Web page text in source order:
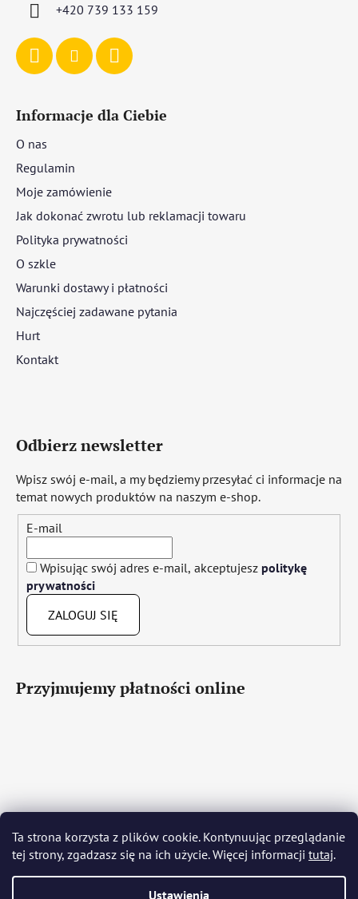
Ta strona korzysta z plików cookie. Kontynuując przeglądanie
tej strony, zgadzasz się na ich użycie. Więcej informacji tutaj.
Ustawienia
+420 739 133 159
Informacje dla Ciebie
O nas
Regulamin
Moje zamówienie
Jak dokonać zwrotu lub reklamacji towaru
Polityka prywatności
O szkle
Warunki dostawy i płatności
Najczęściej zadawane pytania
Hurt
Kontakt
Odbierz newsletter
Wpisz swój e-mail, a my będziemy przesyłać ci informacje na
temat nowych produktów na naszym e-shop.
E-mail
Wpisując swój adres e-mail, akceptujesz politykę
prywatności
ZALOGUJ SIĘ
Przyjmujemy płatności online
Język polski Română Italiano Español
Français
Português Български Hrvatski Slovenščina Srpski
Nederlands Українська Ελληνικά Svenska Dansk